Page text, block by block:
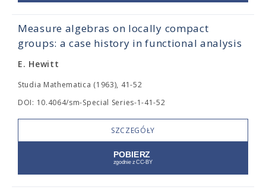
Measure algebras on locally compact
groups: a case history in functional analysis
E. Hewitt
Studia Mathematica (1963), 41-52
DOI: 10.4064/sm-Special Series-1-41-52
SZCZEGÓŁY